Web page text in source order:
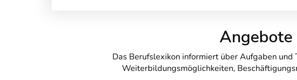
Das Berufslexikon informiert über Aufgaben
Weiterbildungsmöglichkeiten,